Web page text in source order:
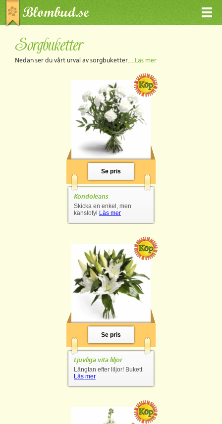
Sorgbuketter
Nedan ser du vårt urval av sorgbuketter.....Läs mer
Se pris
Kondoleans
Skicka en enkel, men
känslofyl Läs mer
Se pris
Ljuvliga vita liljor
Längtan efter liljor! Bukett
Läs mer